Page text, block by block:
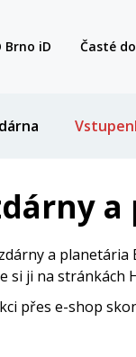
Brno iD Časté
a planetária
si ji na stránkách
přes e-shop